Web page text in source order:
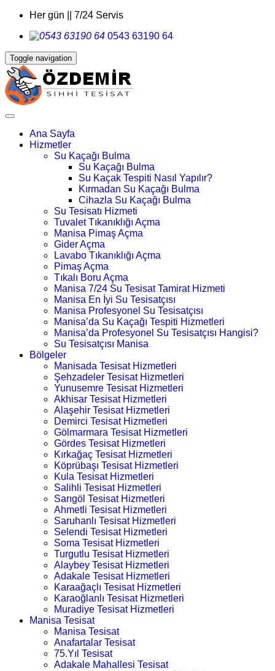
Her gün || 7/24 Servis
0543 63190 64
Toggle navigation
Ana Sayfa
Hizmetler
Su Kaçağı Bulma
Su Kaçağı Bulma
Su Kaçak Tespiti Nasıl Yapılır?
Kırmadan Su Kaçağı Bulma
Cihazla Su Kaçağı Bulma
Su Tesisatı Hizmeti
Tuvalet Tıkanıklığı Açma
Manisa Pimaş Açma
Gider Açma
Lavabo Tıkanıklığı Açma
Pimaş Açma
Tıkalı Boru Açma
Manisa 7/24 Su Tesisat Tamirat Hizmeti
Manisa En İyi Su Tesisatçısı
Manisa Profesyonel Su Tesisatçısı
Manisa’da Su Kaçağı Tespiti Hizmetleri
Manisa’da Profesyonel Su Tesisatçısı Hangisi?
Su Tesisatçısı Manisa
Bölgeler
Manisada Tesisat Hizmetleri
Şehzadeler Tesisat Hizmetleri
Yunusemre Tesisat Hizmetleri
Akhisar Tesisat Hizmetleri
Alaşehir Tesisat Hizmetleri
Demirci Tesisat Hizmetleri
Gölmarmara Tesisat Hizmetleri
Gördes Tesisat Hizmetleri
Kırkağaç Tesisat Hizmetleri
Köprübaşı Tesisat Hizmetleri
Kula Tesisat Hizmetleri
Salihli Tesisat Hizmetleri
Sarıgöl Tesisat Hizmetleri
Ahmetli Tesisat Hizmetleri
Saruhanlı Tesisat Hizmetleri
Selendi Tesisat Hizmetleri
Soma Tesisat Hizmetleri
Turgutlu Tesisat Hizmetleri
Alaybey Tesisat Hizmetleri
Adakale Tesisat Hizmetleri
Karaağaçlı Tesisat Hizmetleri
Karaoğlanlı Tesisat Hizmetleri
Muradiye Tesisat Hizmetleri
Manisa Tesisat
Manisa Tesisat
Anafartalar Tesisat
75.Yıl Tesisat
Adakale Mahallesi Tesisat